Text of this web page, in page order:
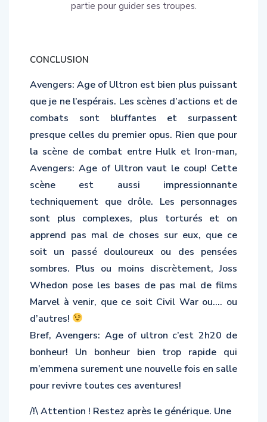
que je ne l’espérais. Les scènes d’actions et de
combats sont bluffantes et surpassent
presque celles du premier opus. Rien que pour
la scène de combat entre Hulk et Iron-man,
Avengers: Age of Ultron vaut le coup! Cette
scène est aussi impressionnante
techniquement que drôle. Les personnages
sont plus complexes, plus torturés et on
apprend pas mal de choses sur eux, que ce
soit un passé douloureux ou des pensées
sombres. Plus ou moins discrètement, Joss
Whedon pose les bases de pas mal de films
Marvel à venir, que ce soit Civil War ou…. ou
d’autres!
Bref, Avengers: Age of ultron c’est 2h20 de
bonheur! Un bonheur bien trop rapide qui
m’emmena surement une nouvelle fois en salle
pour revivre toutes ces aventures!
scène bonus dont Marvel à le secret va vous